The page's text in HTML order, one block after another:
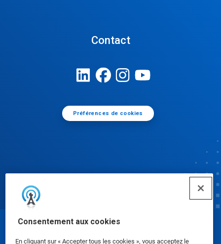
Consentement aux cookies
En cliquant sur « Accepter tous les cookies », vous acceptez le
Contact
Préférences de cookies